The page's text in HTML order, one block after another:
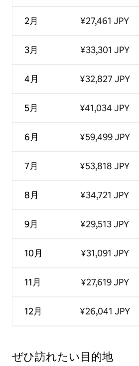
2月
3月
4月
5月
6月
7月
8月
9月
10月
11月
12月
¥27,461 JPY
¥33,301 JPY
¥32,827 JPY
¥41,034 JPY
¥59,499 JPY
¥53,818 JPY
¥34,721 JPY
¥29,513 JPY
¥31,091 JPY
¥27,619 JPY
¥26,041 JPY
ぜひ訪⁠れ⁠た⁠い目⁠的⁠地